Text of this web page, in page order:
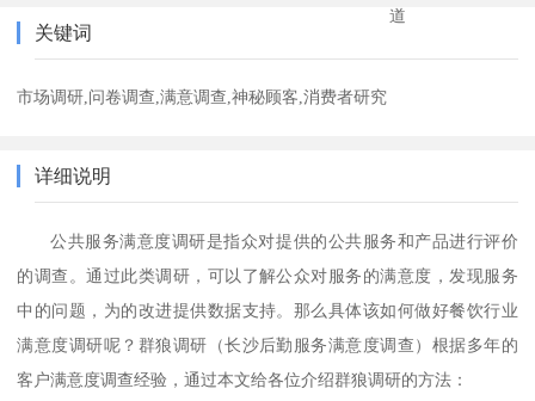
道
关键词
市场调研,问卷调查,满意调查,神秘顾客,消费者研究
详细说明
公共服务满意度调研是指众对提供的公共服务和产品进行评价
的调查。通过此类调研，可以了解公众对服务的满意度，发现服务
中的问题，为的改进提供数据支持。 那么具体该如何做好餐饮行业
满意度调研呢？ 群狼调研（长沙后勤服务满意度调查） 根据多年的
客户满意度调查经验，通过本文给各位介绍群狼调研的方法 ：